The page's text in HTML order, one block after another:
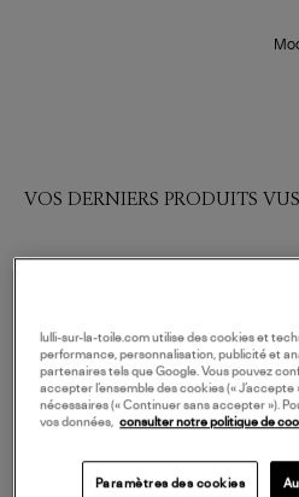
VOS DERNIERS PRODUITS VUS
lulli-sur-la-toile.com utilise des cookies et
performance, personnalisation, publicité et
partenaires tels que Google. Vous pouvez
accepter l’ensemble des cookies («
nécessaires (« Continuer sans accepter »).
vos données,
consulter notre politique de
Paramètres des cookies